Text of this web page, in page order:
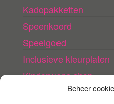
Beheer
Kadopakketten
Speenkoord
Speelgoed
Inclusieve kleurplaten
Kinderwens shop
Love collectie